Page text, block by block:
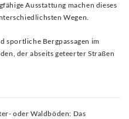
Ausstattung machen dieses
Wegen.
sportliche Bergpassagen im
der abseits geteerter Straßen
oder Waldböden: Das